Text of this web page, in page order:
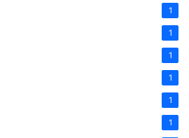
1
1
1
1
1
1